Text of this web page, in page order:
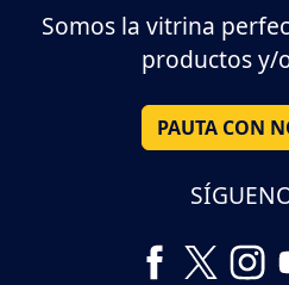
Somos la vitrina
productos y/
PAUTA CON